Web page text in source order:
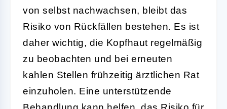
von selbst nachwachsen, bleibt das
Risiko von Rückfällen bestehen. Es ist
daher wichtig, die Kopfhaut regelmäßig
zu beobachten und bei erneuten
kahlen Stellen frühzeitig ärztlichen Rat
einzuholen. Eine unterstützende